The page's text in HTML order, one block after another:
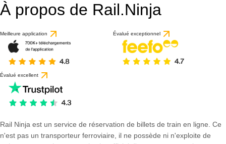
À propos de Rail.Ninja
Meilleure application Évalué exceptionnel
Évalué excellent
Rail Ninja est un service de réservation de billets de train en ligne. Ce
n'est pas un transporteur ferroviaire, il ne possède ni n'exploite de
9.3 / 10
basé sur 14 avis